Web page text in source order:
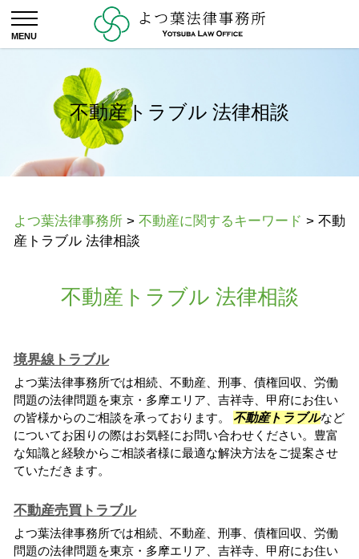
不動産トラブル 法律相談
よつ葉法律事務所 > 不動産に関するキーワード > 不動
産トラブル 法律相談
不動産トラブル 法律相談
境界線トラブル
よつ葉法律事務所では相続、不動産、刑事、債権回収、労働
問題の法律問題を東京・多摩エリア、吉祥寺、甲府にお住い
の皆様からのご相談を承っております。 不動産トラブルなど
についてお困りの際はお気軽にお問い合わせください。豊富
な知識と経験からご相談者様に最適な解決方法をご提案させ
ていただきます。
不動産売買トラブル
よつ葉法律事務所では相続、不動産、刑事、債権回収、労働
問題の法律問題を東京・多摩エリア、吉祥寺、甲府にお住い